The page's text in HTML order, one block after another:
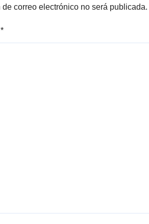
de correo electrónico no será publicada.
*